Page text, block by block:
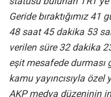
Geride bıraktığımız 41
48 saat 45 dakika 53
verilen süre 32 dakika
eşit mesafede durması
kamu yayıncısıyla
AKP medya düzeninin